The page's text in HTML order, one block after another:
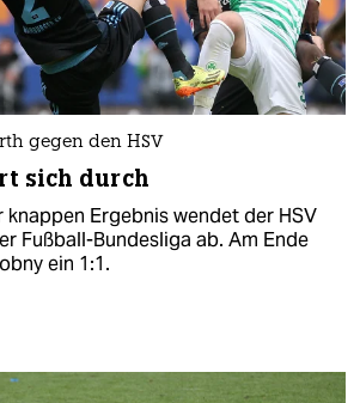
gegen den HSV
sich durch
Ergebnis wendet der HSV
Fußball-Bundesliga ab. Am Ende
ein 1:1.